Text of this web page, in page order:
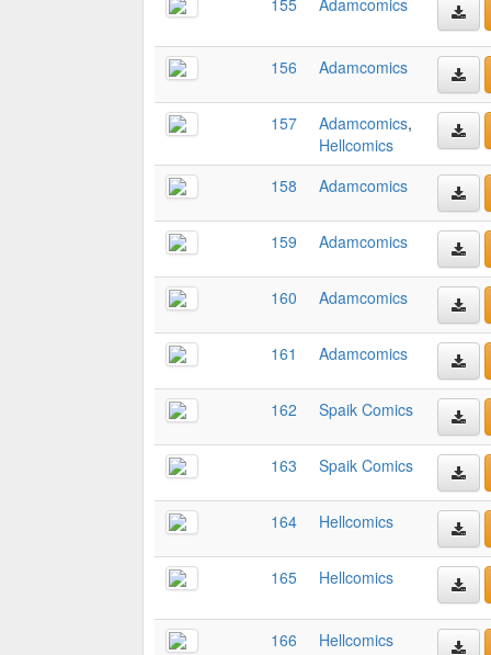
156 Adamcomics
157 Adamcomics,
Hellcomics
158
Adamcomics
159 Adamcomics
160 Adamcomics
161 Adamcomics
162 Spaik Comics
163 Spaik Comics
164 Hellcomics
165 Hellcomics
166 Hellcomics